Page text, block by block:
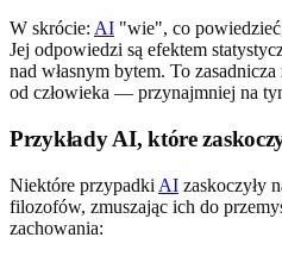
W skrócie: AI "wie", co
Jej odpowiedzi są efektem
nad własnym bytem. To
od człowieka — przynajmniej na
Przykłady AI, które
Niektóre przypadki AI zaskoczyły
filozofów, zmuszając ich do
zachowania: